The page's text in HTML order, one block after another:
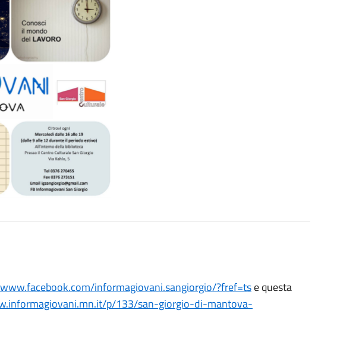
informagiovani.sangiorgio/?fref=tse questa
p/133/san-giorgio-di-mantova-